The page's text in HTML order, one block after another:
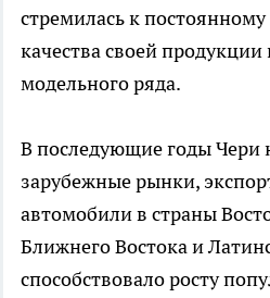
стремилась к
качества своей
модельного ряда.
В последующие годы Чери
зарубежные рынки,
автомобили в страны
Ближнего Востока и
способствовало росту